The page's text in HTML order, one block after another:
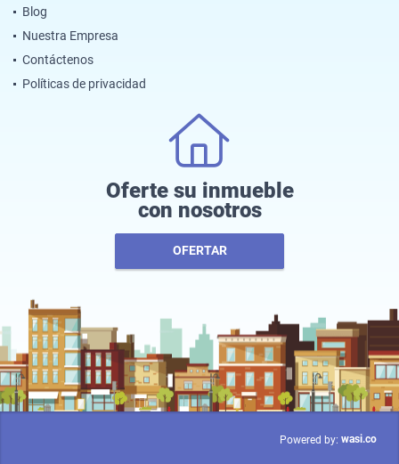
Blog
Nuestra Empresa
Contáctenos
Políticas de privacidad
Oferte su inmueble
con nosotros
OFERTAR
Powered by: wasi.co